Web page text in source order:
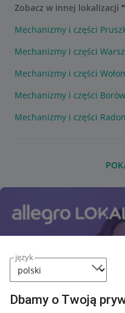
język
Dbamy o Twoją
Zobacz w innej lokalizacji
Mechanizmy i części
Mechanizmy i części
Mechanizmy i części
Mechanizmy i części
Mechanizmy i części